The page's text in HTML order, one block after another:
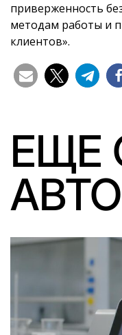
приверженность
методам работы и
клиентов».
ЕЩЕ